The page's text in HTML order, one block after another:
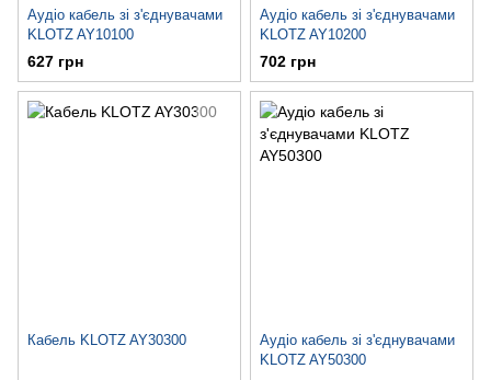
Аудіо кабель зі з'єднувачами
KLOTZ AY10100
627 грн
Аудіо кабель зі з'єднувачами
KLOTZ AY10200
702 грн
Кабель KLOTZ AY30300
Аудіо кабель зі з'єднувачами
KLOTZ AY50300